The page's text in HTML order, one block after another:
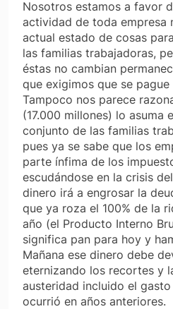
Nosotros estamos a favor
actividad de toda empresa
actual estado de cosas
las familias trabajadoras,
éstas no cambian
que exigimos que se pague
Tampoco nos parece
(17.000 millones) lo asuma
conjunto de las familias
pues ya se sabe que los
parte ínfima de los
escudándose en la crisis
dinero irá a engrosar la
que ya roza el 100% de la
año (el Producto Interno
significa pan para hoy y
Mañana ese dinero debe
eternizando los recortes y
austeridad incluido el
ocurrió en años anteriores.